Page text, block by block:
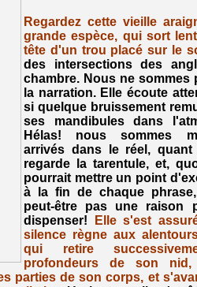
Regardez cette vieille
grande espèce, qui sort
tête d'un trou placé sur le
des intersections des
chambre. Nous ne sommes
la narration. Elle écoute
si quelque bruissement
ses mandibules dans
Hélas! nous sommes
arrivés dans le réel,
regarde la tarentule, et,
pourrait mettre un point
à la fin de chaque
peut-être pas une raison
dispenser!
Elle s'est
silence règne aux
qui retire
profondeurs de son
parties de son corps, et